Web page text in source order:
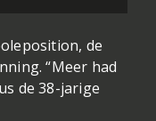
de
“Meer had
de 38-jarige